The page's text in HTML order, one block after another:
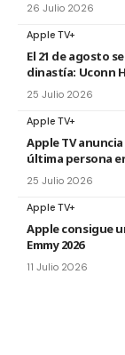
26 Julio 2026
Apple TV+
El 21 de agosto
dinastía: Uconn
25 Julio 2026
Apple TV+
Apple TV
última persona
25 Julio 2026
Apple TV+
Apple consigue
Emmy 2026
11 Julio 2026